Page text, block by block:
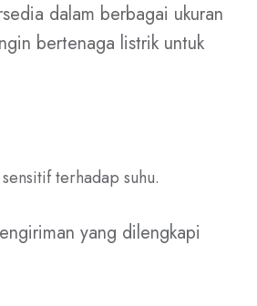
dalam berbagai ukuran
bertenaga listrik untuk
terhadap suhu.
yang dilengkapi